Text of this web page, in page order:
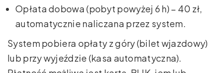
Opłata dobowa (pobyt powyżej 6 h) – 40 zł,
automatycznie naliczana przez system.
System pobiera opłaty z góry (bilet wjazdowy)
lub przy wyjeździe (kasa automatyczna).